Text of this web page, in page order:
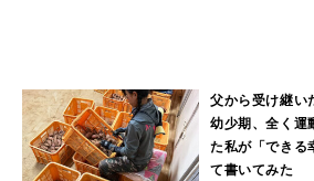
父から受け継い
幼少期、全く運
た私が「できる
て書いてみた